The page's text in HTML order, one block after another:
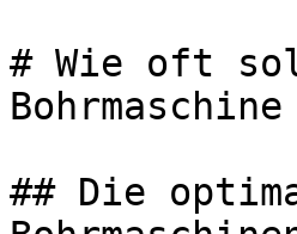
# Wie oft
## Die